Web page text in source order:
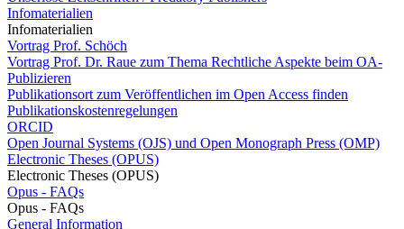
Infomaterialien
Infomaterialien
Vortrag Prof. Schöch
Vortrag Prof. Dr. Raue zum Thema Rechtliche Aspekte beim OA-
Publizieren
Publikationsort zum Veröffentlichen im Open Access finden
Publikationskostenregelungen
ORCID
Open Journal Systems (OJS) und Open Monograph Press (OMP)
Electronic Theses (OPUS)
Electronic Theses (OPUS)
Opus - FAQs
Opus - FAQs
General Information